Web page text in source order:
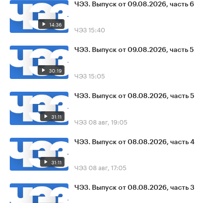
14:36
ЧЭЗ. Выпуск от 09.08.2026, часть 6
ЧЭЗ 15:40
30:19
ЧЭЗ. Выпуск от 09.08.2026, часть 5
ЧЭЗ 15:05
31:11
ЧЭЗ. Выпуск от 08.08.2026, часть 5
ЧЭЗ 08 авг, 19:05
31:11
ЧЭЗ. Выпуск от 08.08.2026, часть 4
ЧЭЗ 08 авг, 17:05
ЧЭЗ. Выпуск от 08.08.2026, часть 3